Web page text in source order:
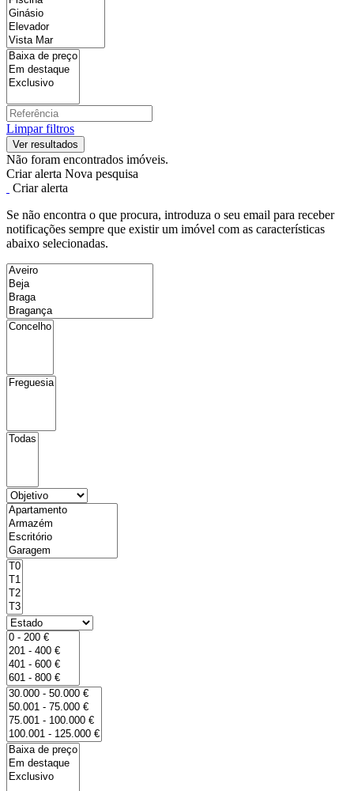
Limpar filtros
Não foram encontrados imóveis.
Criar alerta Nova pesquisa
Criar alerta
Se não encontra o que procura, introduza o seu email para receber
notificações sempre que existir um imóvel com as características
abaixo selecionadas.